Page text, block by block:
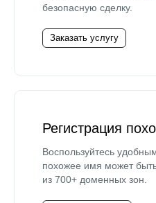
безопасную сделку.
Заказать услугу
Регистрация
Воспользуйтесь
похожее имя может
из 700+ доменных зон.